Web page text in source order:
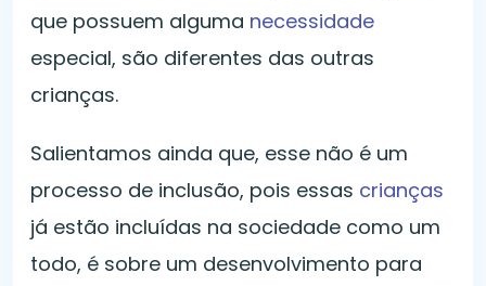
que possuem alguma necessidade
especial, são diferentes das outras
crianças.
Salientamos ainda que, esse não é um
processo de inclusão, pois essas crianças
já estão incluídas na sociedade como um
todo, é sobre um desenvolvimento para